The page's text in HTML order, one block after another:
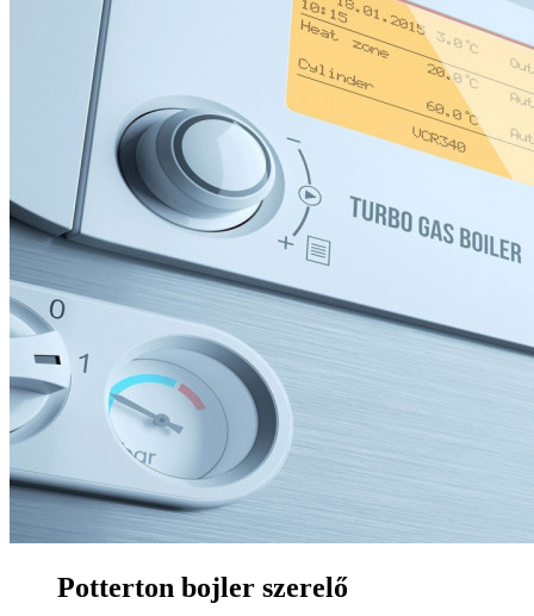
Potterton bojler szerelő